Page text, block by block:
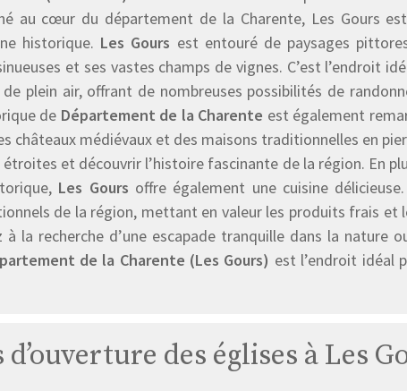
au cœur du département de la Charente, Les Gours
historique. Les Gours est entouré de paysages
et ses vastes champs de vignes. C’est l’endroit
plein air, offrant de nombreuses possibilités de
de Département de la Charente est également
châteaux médiévaux et des maisons traditionnelles en
et découvrir l’histoire fascinante de la région. En
Les Gours offre également une cuisine
de la région, mettant en valeur les produits frais et
à la recherche d’une escapade tranquille dans la nature
de la Charente (Les Gours) est l’endroit idéal
des églises à Les